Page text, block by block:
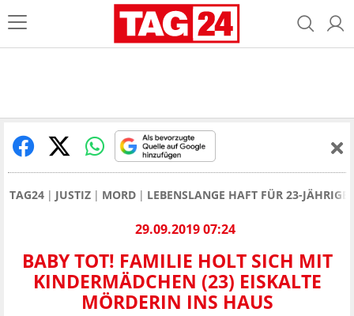
TAG24 JUSTIZ MORD LEBENSLANGE HAFT FÜR 23-JÄHRIGE
29.09.2019 07:24
BABY TOT! FAMILIE HOLT SICH MIT
KINDERMÄDCHEN (23) EISKALTE
MÖRDERIN INS HAUS